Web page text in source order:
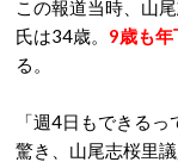
この報道当時、山
氏は34歳。 9歳も
る。
「週4日もできる
驚き、山尾志桜里